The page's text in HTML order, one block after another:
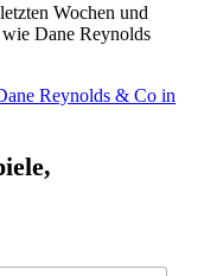
Wochen und
Dane Reynolds
Reynolds & Co in